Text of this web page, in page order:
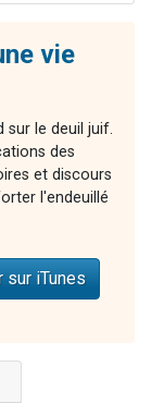
vie
sur le deuil juif.
des
et discours
l'endeuillé
sur iTunes